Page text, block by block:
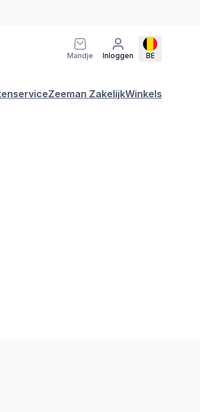
Mandje Inloggen BE
Zeeman ZakelijkWinkels